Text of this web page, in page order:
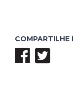
COMPARTILHE